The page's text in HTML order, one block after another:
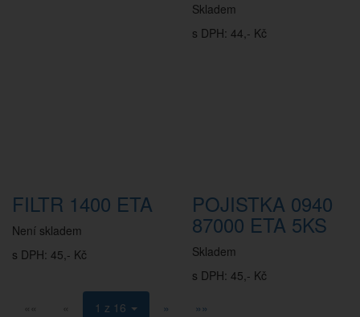
Skladem
s DPH: 44,- Kč
FILTR 1400 ETA
Není skladem
s DPH: 45,- Kč
POJISTKA 0940
87000 ETA 5KS
Skladem
s DPH: 45,- Kč
««
« 1 z 16 » »»